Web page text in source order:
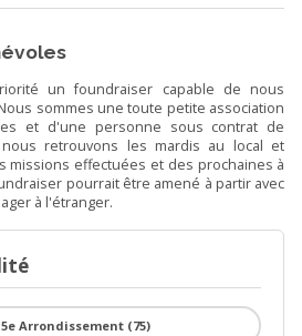
un foundraiser capable de nous
sommes une toute petite association
et d'une personne sous contrat de
retrouvons les mardis au local et
missions effectuées et des prochaines à
pourrait être amené à partir avec
à l'étranger.
Arrondissement (75)